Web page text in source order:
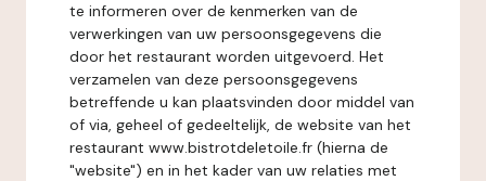
te informeren over de kenmerken van de
verwerkingen van uw persoonsgegevens die
door het restaurant worden uitgevoerd. Het
verzamelen van deze persoonsgegevens
betreffende u kan plaatsvinden door middel van
of via, geheel of gedeeltelijk, de website van het
restaurant www.bistrotdeletoile.fr (hierna de
"website") en in het kader van uw relaties met